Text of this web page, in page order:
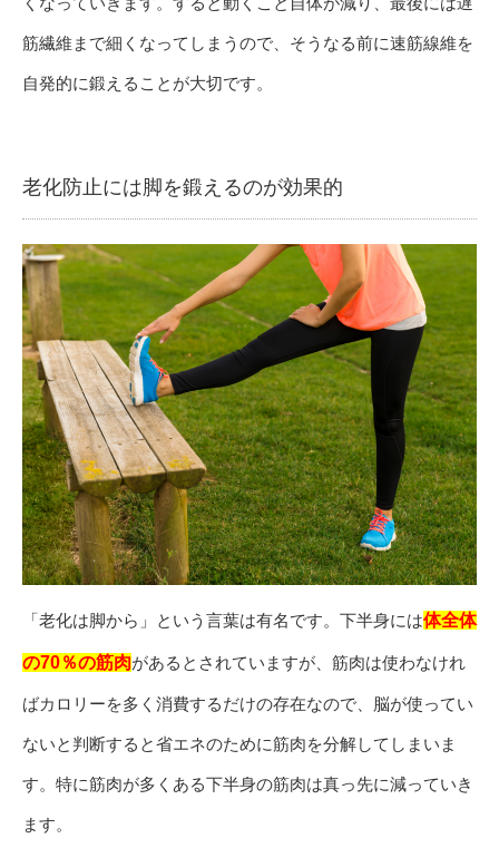
筋繊維まで細くなってしまうので、そうなる前に速筋線維を
自発的に鍛えることが大切です。
老化防止には脚を鍛えるのが効果的
「老化は脚から」という言葉は有名です。下半身には体全体
の70％の筋肉があるとされていますが、筋肉は使わなけれ
ばカロリーを多く消費するだけの存在なので、脳が使ってい
ないと判断すると省エネのために筋肉を分解してしまいま
す。特に筋肉が多くある下半身の筋肉は真っ先に減っていき
ます。